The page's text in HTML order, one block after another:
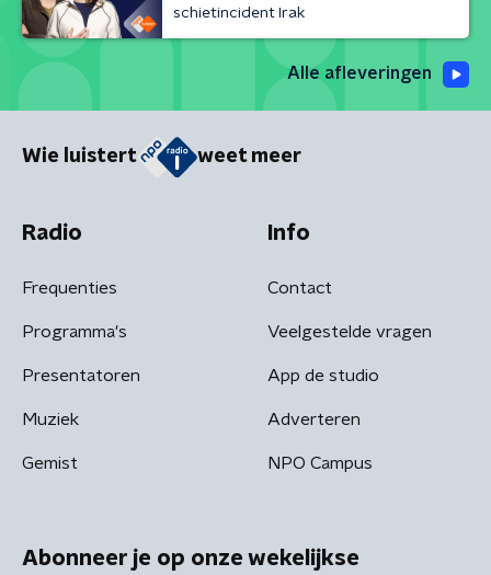
schietincident Irak
Alle afleveringen
Wie luistert weet meer
Radio
Frequenties
Programma's
Presentatoren
Muziek
Gemist
Info
Contact
Veelgestelde vragen
App de studio
Adverteren
NPO Campus
Abonneer je op onze wekelijkse